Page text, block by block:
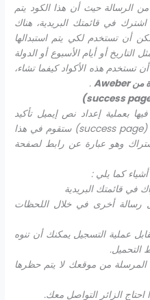
الرسالة حيث أن هذا الكود يتم
اشترك في قائمتك البريدية، هناك
أن تستخدم لكي يتم استبدالها
أو أيام الأسبوع أو الدولة
تستخدم هذه الأكواد كيفما تشاء،
منAweber
.
success
)
بعملية إعداد نص إيميل تأكيد
(
success page) ستقوم في هذا
وهو عبارة عن رابط لصفحة
كما يلي :
في قائمتك البريدية
رسالة أخرى في خلال اللحظات
عملية التسجيل يمكنك أن تنوه
التحميل.
المرسلة من موقعك لا يتم حظرها
الزائر التواصل معك.